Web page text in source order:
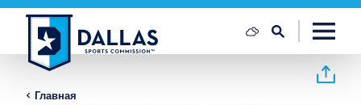
Перейти к содержанию
Главная